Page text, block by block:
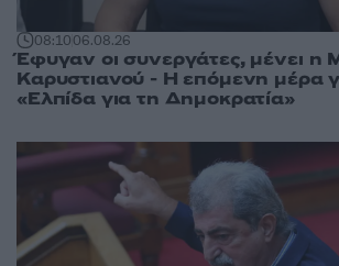
08:1006.08.26
Έφυγαν οι συνεργάτες, μένει η
Καρυστιανού - Η επόμενη μέρα
«Ελπίδα για τη Δημοκρατία»